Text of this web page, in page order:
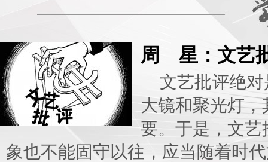
周 星：文艺
文艺批评绝
大镜和聚光灯
要。于是，文
象也不能固守以往，应当随着时